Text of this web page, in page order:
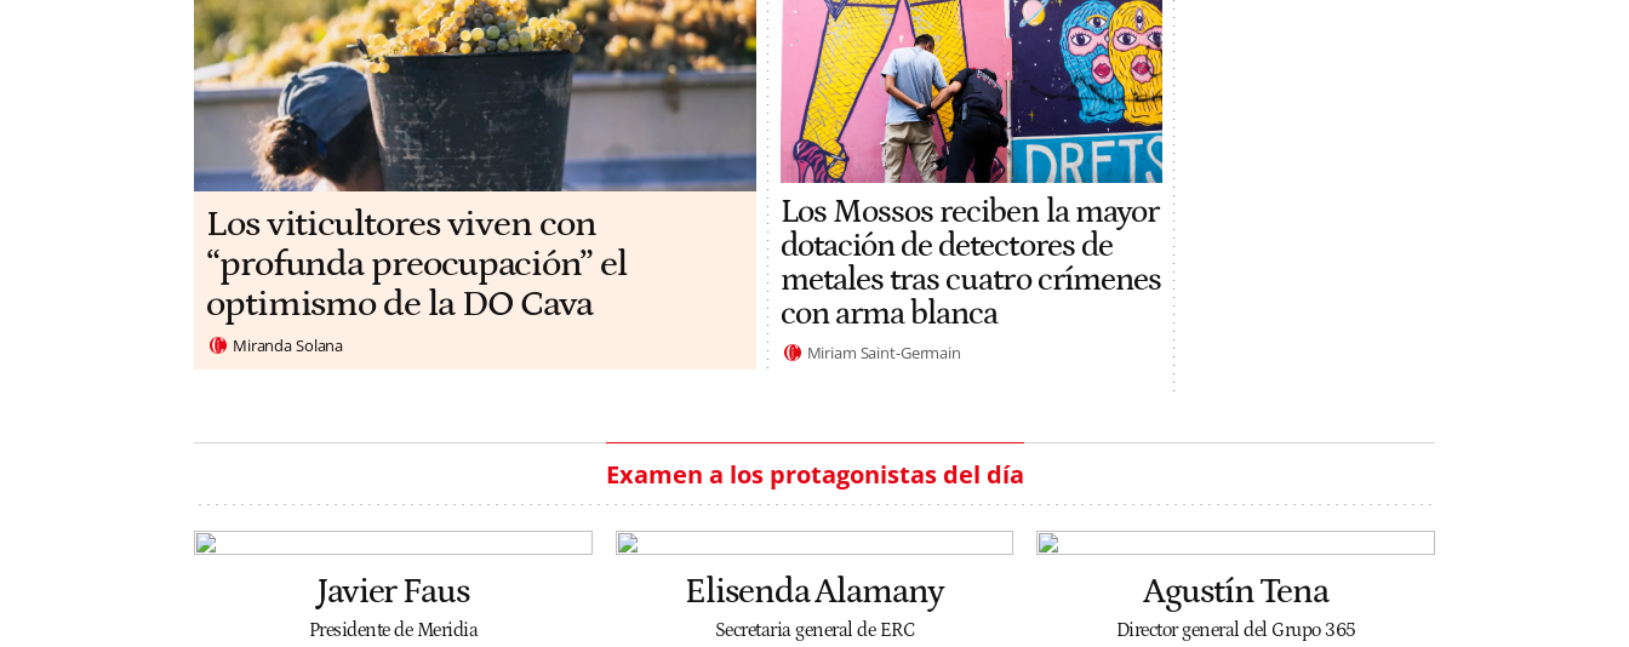
Los viticultores viven con
“profunda preocupación” el
optimismo de la DO Cava
Miranda Solana
Los Mossos reciben la mayor
dotación de detectores de
metales tras cuatro crímenes
con arma blanca
Miriam Saint-Germain
Examen a los protagonistas del día
Javier Faus
Presidente de Meridia
Elisenda Alamany
Secretaria general de ERC
Agustín Tena
Director general del Grupo 365